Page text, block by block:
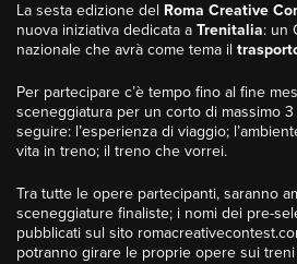
La sesta edizione del Roma Creative
nuova iniziativa dedicata a Trenitalia: un
nazionale che avrà come tema il
Per partecipare c’è tempo fino al fine
sceneggiatura per un corto di massimo
seguire: l’esperienza di viaggio;
vita in treno; il treno che vorrei.
Tra tutte le opere partecipanti, saranno
sceneggiature finaliste; i nomi dei pre-
pubblicati sul sito
potranno girare le proprie opere sui